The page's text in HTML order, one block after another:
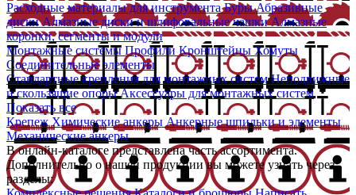
Расходные материалы для инструментаБурыАбразивные
дискиАлмазные диски и шлифовальные чашкиАлмазные
коронки, сегменты и модули
Монтажные системы Профили КронштейныХомуты
Соединительные элементы
Стандартные крепления для монтажных системНеподвижные
и скользящие опорыАксессуары для монтажных систем
Показать все
КрепежХимические анкеры Анкерные шпильки и элементы
Механические анкеры
В онлайн-каталоге представлена часть ассортимента.
Дополнительно о нашей продукции вы можете узнать через
разделы: